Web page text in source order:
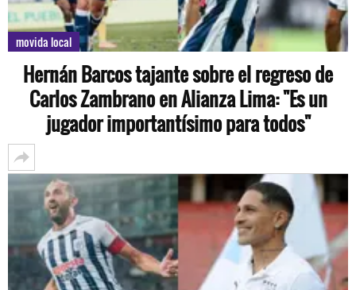
movida local
Hernán Barcos tajante sobre el regreso de
Carlos Zambrano en Alianza Lima: "Es un
jugador importantísimo para todos"